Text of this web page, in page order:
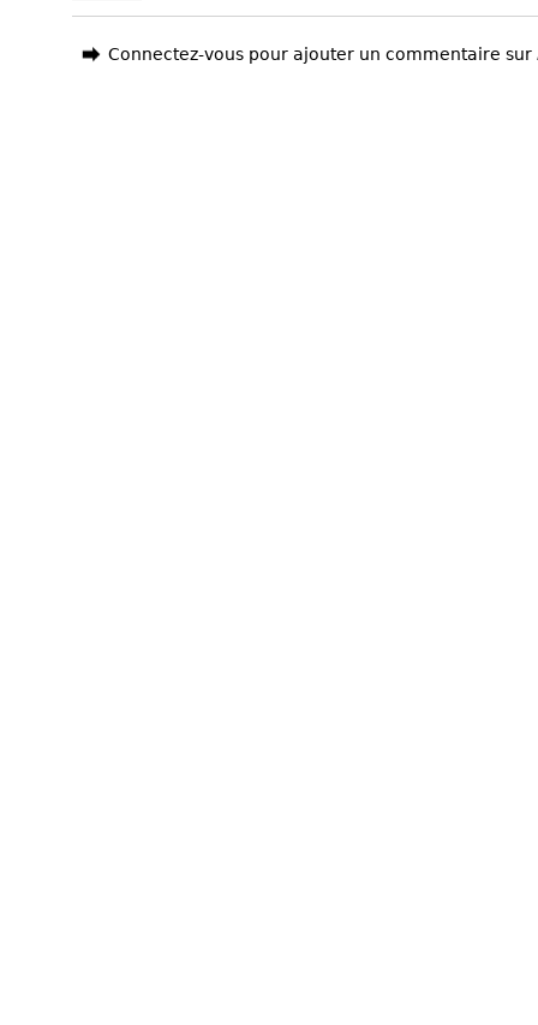
Connectez-vous pour ajouter un commentaire sur